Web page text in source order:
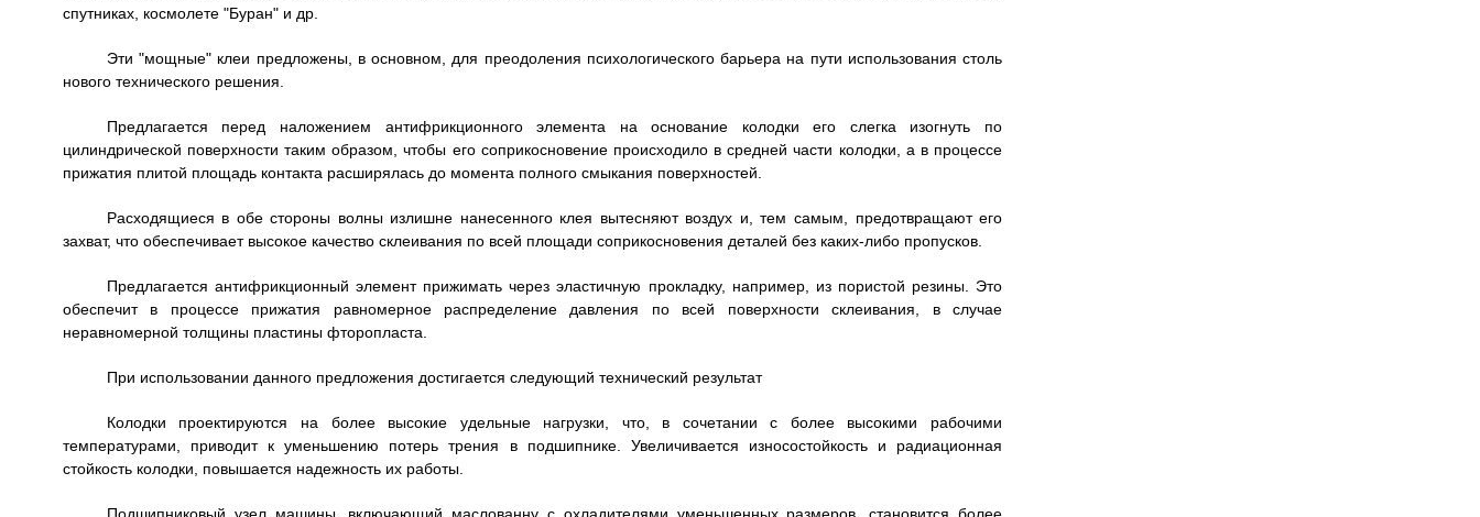
спутниках, космолете "Буран" и др.
Эти "мощные" клеи предложены, в основном, для преодоления психологического барьера на пути использования столь
нового технического решения.
Предлагается перед наложением антифрикционного элемента на основание колодки его слегка изогнуть по
цилиндрической поверхности таким образом, чтобы его соприкосновение происходило в средней части колодки, а в процессе
прижатия плитой площадь контакта расширялась до момента полного смыкания поверхностей.
Расходящиеся в обе стороны волны излишне нанесенного клея вытесняют воздух и, тем самым, предотвращают его
захват, что обеспечивает высокое качество склеивания по всей площади соприкосновения деталей без каких-либо пропусков.
Предлагается антифрикционный элемент прижимать через эластичную прокладку, например, из пористой резины. Это
обеспечит в процессе прижатия равномерное распределение давления по всей поверхности склеивания, в случае
неравномерной толщины пластины фторопласта.
При использовании данного предложения достигается следующий технический результат
Колодки проектируются на более высокие удельные нагрузки, что, в сочетании с более высокими рабочими
температурами, приводит к уменьшению потерь трения в подшипнике. Увеличивается износостойкость и радиационная
стойкость колодки, повышается надежность их работы.